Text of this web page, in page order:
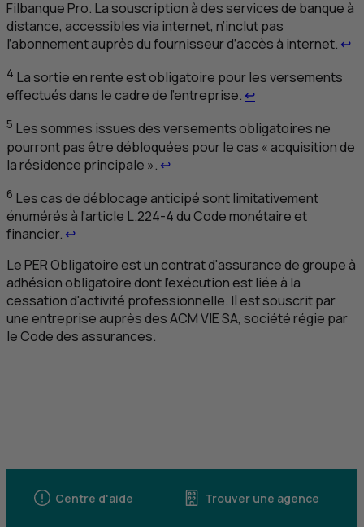
Filbanque Pro. La souscription à des services de banque à
distance, accessibles via internet, n’inclut pas
l’abonnement auprès du fournisseur d’accès à internet. ↩
4 La sortie en rente est obligatoire pour les versements
effectués dans le cadre de l'entreprise. ↩Retour au renvoi 4
5 Les sommes issues des versements obligatoires ne
pourront pas être débloquées pour le cas « acquisition de
la résidence principale ». ↩Retour au renvoi 5
6 Les cas de déblocage anticipé sont limitativement
énumérés à l'article L.224-4 du Code monétaire et
financier. ↩Retour au renvoi 6
LePER Obligatoire est un contrat d'assurance de groupe à
adhésion obligatoire dont l'exécution est liée à la
cessation d'activité professionnelle. Il est souscrit par
une entreprise auprès desACMVIESA, société régie par
le Code des assurances.
Centre d'aide Trouver une agence